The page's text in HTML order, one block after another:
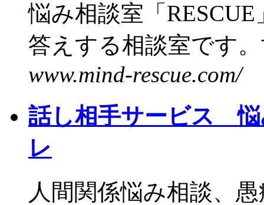
悩み相談室「
答えする相談室です
www.mind-rescue.com/
話し相手サービス
レ
人間関係悩み相談、